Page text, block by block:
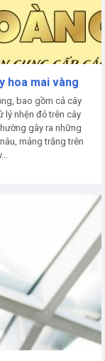
hoa mai vàng
bao gồm cả cây
lý nhện đỏ trên cây
gây ra những
mảng trắng trên